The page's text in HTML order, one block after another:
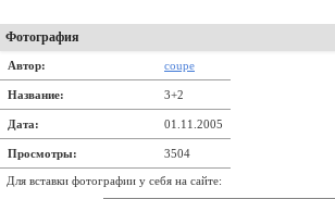
Фотография
Автор: coupe
Название: 3+2
Дата: 01.11.2005
Просмотры: 3504
Для вставки фотографии у себя на сайте: